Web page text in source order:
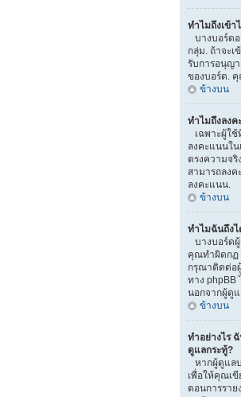
ทำไมถึงเข้า
บางบอร์ด
กลุ่ม. ถ้าจะ
รับการอนุญ
ของบอร์ด.
ข้างบน
ทำไมถึงลง
เฉพาะผู้ใ
ลงคะแนนใ
ตรงความจ
สามารถลง
ลงคะแนน.
ข้างบน
ทำไมฉันถึง
บางบอร์ด
คุณทำผิดกฏ
กรุณาติดต่อ
ทาง phpBB
นอกจากผู้ดู
ข้างบน
ทำอย่างไร
ดูแลกระทู้?
หากผู้ดูแล
เพื่อให้คุณเ
ตอนการรา